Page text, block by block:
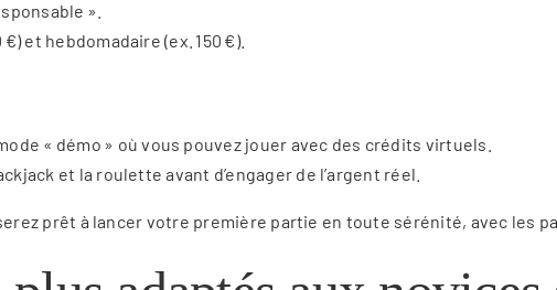
».
et hebdomadaire (ex. 150 €).
« démo » où vous pouvez jouer avec des crédits virtuels.
et la roulette avant d’engager de l’argent réel.
prêt à lancer votre première partie en toute sérénité, avec les